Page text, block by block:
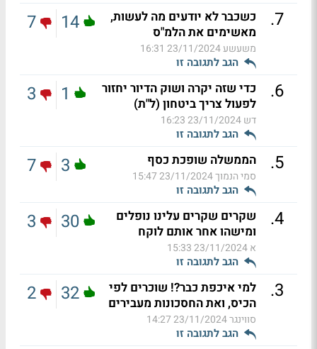
7
.
כשכבר לא יודעים מה לעשות,
מאשימים את הלמ"ס
משעשע23/11/2024 16:31
הגב לתגובה זו
14
7
6
.
כדי שזה יקרה ושוק הדיור יחזור
לפעול צריך ביטחון (ל"ת)
דש23/11/2024 16:23
הגב לתגובה זו
1
3
5
. הממשלה שופכת כסף
סמי הנמוך23/11/2024 15:47
הגב לתגובה זו
3
7
4
.
שקרים שקרים עלינו נופלים
ומישהו אחר אותם לוקח
א23/11/2024 15:33
הגב לתגובה זו
30
3
3
.
למי איכפת כבר?! שוכרים לפי
הכיס, ואת החסכונות מעבירים
סווינגר23/11/2024 14:27
הגב לתגובה זו
32
2